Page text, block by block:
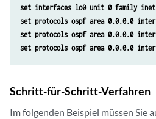
set interfaces lo0 unit 0 family inet
set protocols ospf area 0.0.0.0
set protocols ospf area 0.0.0.0
set protocols ospf area 0.0.0.0
Schritt-für-Schritt-Verfahren
Im folgenden Beispiel müssen Sie